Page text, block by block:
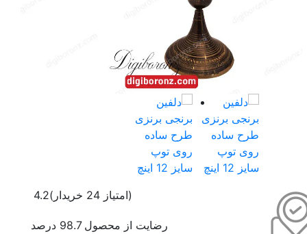
4.2 (امتیاز 24 خریدار)
رضایت از محصول 98.7 درصد